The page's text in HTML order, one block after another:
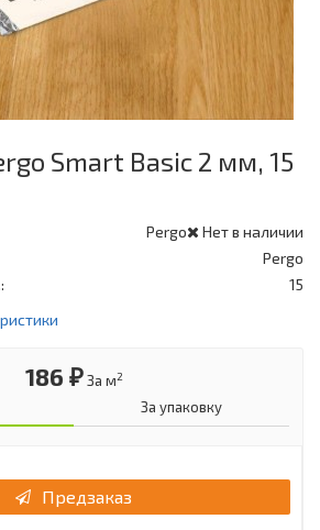
Smart Basic 2 мм, 15
Нет в наличии
Pergo
Pergo
15
186 ₽ За м2
За упаковку
Предзаказ